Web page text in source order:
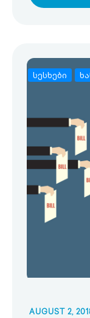
სესხები
AUGUST 2,